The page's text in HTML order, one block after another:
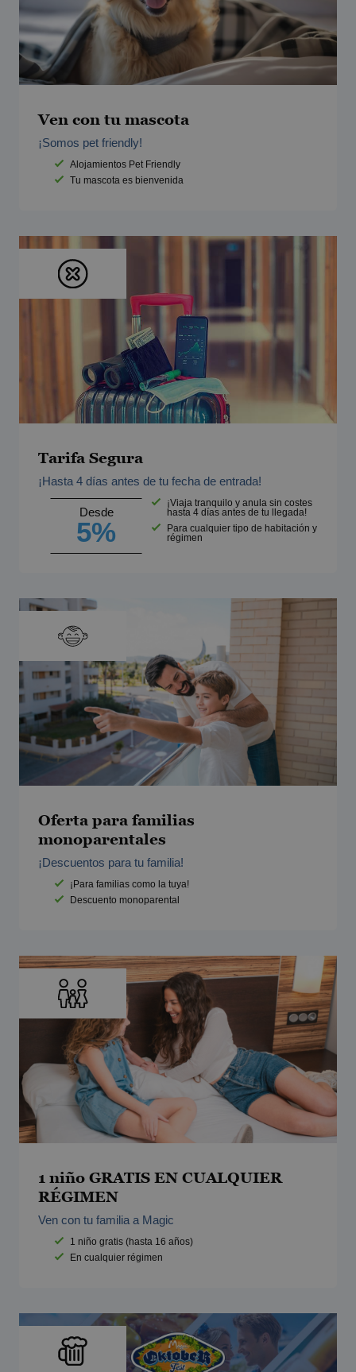
Ven con tu mascota
¡Somos pet friendly!
Alojamientos Pet Friendly
Tu mascota es bienvenida
Tarifa Segura
¡Hasta 4 días antes de tu fecha de entrada!
Desde
5%
¡Viaja tranquilo y anula sin costes
hasta 4 días antes de tu llegada!
Para cualquier tipo de habitación y
régimen
Oferta para familias
monoparentales
¡Descuentos para tu familia!
¡Para familias como la tuya!
Descuento monoparental
1 niño GRATIS EN CUALQUIER
RÉGIMEN
Ven con tu familia a Magic
1 niño gratis (hasta 16 años)
En cualquier régimen